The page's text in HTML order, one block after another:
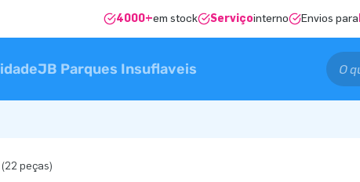
4000+em stock Serviçointerno Envios para
JB Parques Insuflaveis
peças)